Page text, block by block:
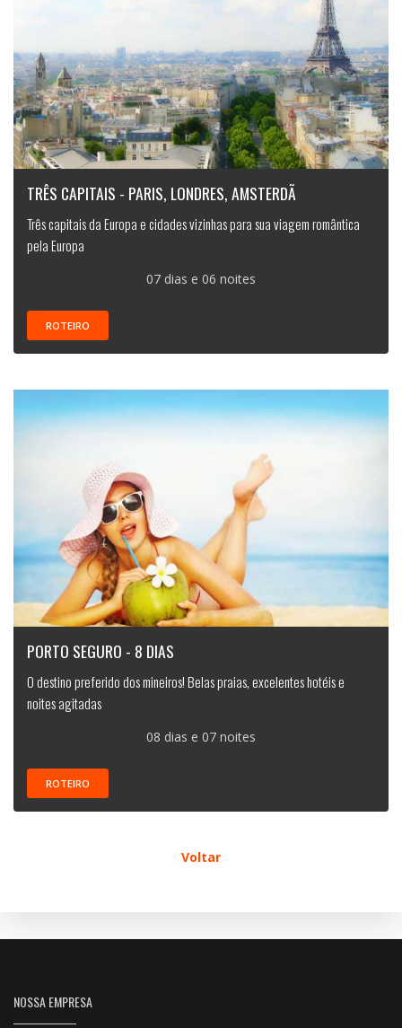
TRÊS CAPITAIS - PARIS, LONDRES, AMSTERDÃ
Três capitais da Europa e cidades vizinhas para sua viagem romântica
pela Europa
07 dias e 06 noites
ROTEIRO
PORTO SEGURO - 8 DIAS
O destino preferido dos mineiros! Belas praias, excelentes hotéis e
noites agitadas
08 dias e 07 noites
ROTEIRO
Voltar
NOSSA EMPRESA